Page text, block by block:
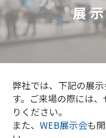
展
弊社では、下記の展
す。ご来場の際には
りください。
また、 WEB展示会も